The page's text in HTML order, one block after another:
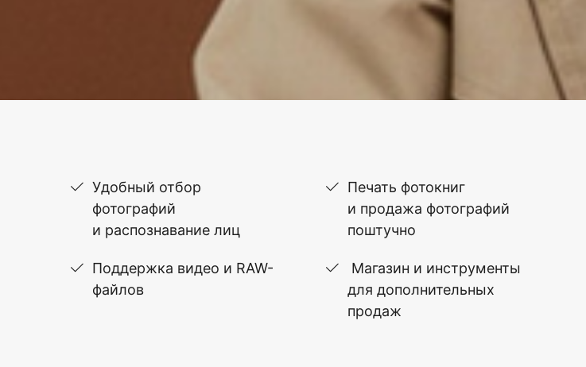
Удобный отбор
фотографий
и распознавание лиц
Поддержка видео и RAW-
файлов
Печать фотокниг
и продажа фотографий
поштучно
Магазин и инструменты
для дополнительных
продаж